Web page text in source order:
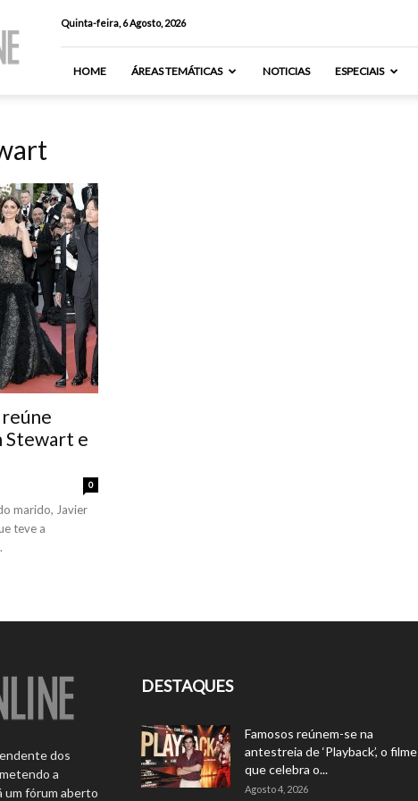
Quinta-feira, 6 Agosto, 2026
HOME ÁREAS TEMÁTICAS NOTICIAS ESPECIAIS
Stewart e
0
marido, Javier
teve a
dos
a
um fórum aberto
DESTAQUES
Famosos reúnem-se na
antestreia de ‘Playback’, o filme
que celebra o...
Agosto 4, 2026